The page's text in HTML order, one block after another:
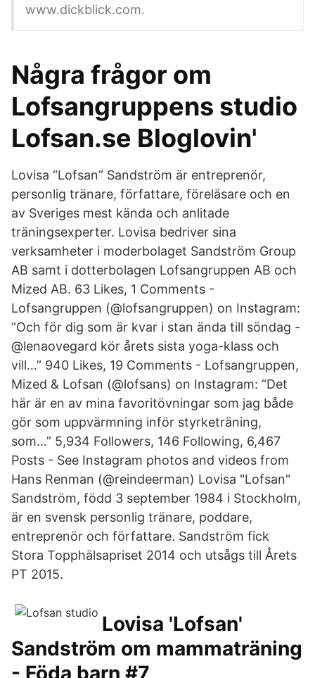
www.dickblick.com.
Några frågor om
Lofsangruppens studio
Lofsan.se Bloglovin'
Lovisa “Lofsan” Sandström är entreprenör,
personlig tränare, författare, föreläsare och en
av Sveriges mest kända och anlitade
träningsexperter. Lovisa bedriver sina
verksamheter i moderbolaget Sandström Group
AB samt i dotterbolagen Lofsangruppen AB och
Mized AB. 63 Likes, 1 Comments -
Lofsangruppen (@lofsangruppen) on Instagram:
“Och för dig som är kvar i stan ända till söndag -
@lenaovegard kör årets sista yoga-klass och
vill…” 940 Likes, 19 Comments - Lofsangruppen,
Mized & Lofsan (@lofsans) on Instagram: “Det
här är en av mina favoritövningar som jag både
gör som uppvärmning inför styrketräning,
som…” 5,934 Followers, 146 Following, 6,467
Posts - See Instagram photos and videos from
Hans Renman (@reindeerman) Lovisa "Lofsan"
Sandström, född 3 september 1984 i Stockholm,
är en svensk personlig tränare, poddare,
entreprenör och författare. Sandström fick
Stora Topphälsapriset 2014 och utsågs till Årets
PT 2015.
Lovisa 'Lofsan'
Sandström om mammaträning
- Föda barn #7